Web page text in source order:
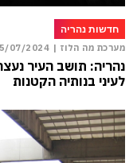
חדשות נהריה
מערכת מה הלוז | 07/2024
נהריה: תושב העיר
לעיני בנותיה הקטנות